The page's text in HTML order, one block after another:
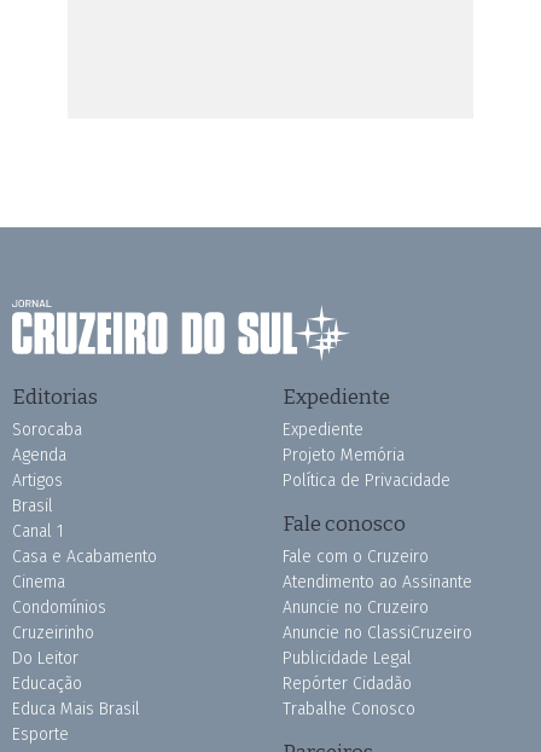
Editorias
Sorocaba
Agenda
Artigos
Brasil
Canal 1
Casa e Acabamento
Cinema
Condomínios
Cruzeirinho
Do Leitor
Educação
Educa Mais Brasil
Esporte
Expediente
Expediente
Projeto Memória
Política de Privacidade
Fale conosco
Fale com o Cruzeiro
Atendimento ao Assinante
Anuncie no Cruzeiro
Anuncie no ClassiCruzeiro
Publicidade Legal
Repórter Cidadão
Trabalhe Conosco